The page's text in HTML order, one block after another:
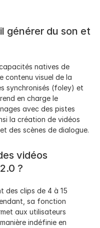
générer du son et
natives de
contenu visuel de la
synchronisés (foley) et
en charge le
avec des pistes
la création de vidéos
des scènes de dialogue.
vidéos
?
des clips de 4 à 15
sa fonction
aux utilisateurs
indéfinie en